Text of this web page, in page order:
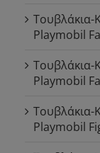
Τουβλάκια-
Playmobil
Τουβλάκια-
Playmobil
Τουβλάκια-
Playmobil